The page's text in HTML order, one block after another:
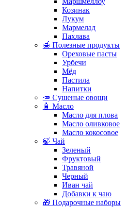
Козинак
Лукум
Мармелад
Пахлава
🍯 Полезные продукты
Ореховые пасты
Урбечи
Мёд
Пастила
Напитки
🥕 Сушеные овощи
🧴 Масло
Масло для плова
Масло оливковое
Масло кокосовое
🍃 Чай
Зеленый
Фруктовый
Травяной
Черный
Иван чай
Добавки к чаю
🎁 Подарочные наборы